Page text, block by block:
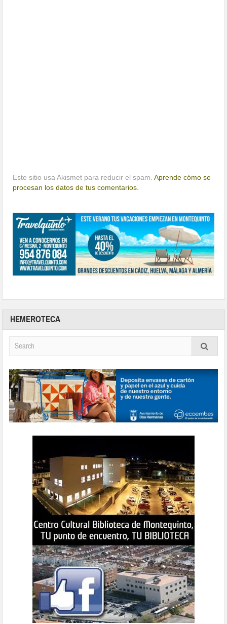
Este sitio usa Akismet para reducir el spam.Aprende cómo se
procesan los datos de tus comentarios.
HEMEROTECA